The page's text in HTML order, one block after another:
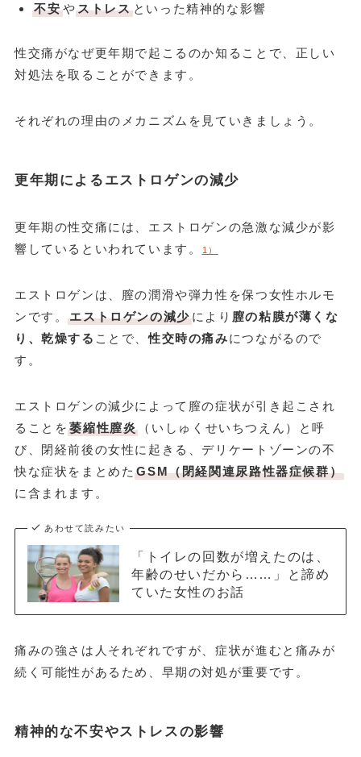
不安やストレスといった精神的な影響
性交痛がなぜ更年期で起こるのか知ることで、正しい
対処法を取ることができます。
それぞれの理由のメカニズムを見ていきましょう。
更年期によるエストロゲンの減少
更年期の性交痛には、エストロゲンの急激な減少が影
響しているといわれています。
1）
エストロゲンは、膣の潤滑や弾力性を保つ女性ホルモ
ンです。エストロゲンの減少により 膣の粘膜が薄くな
り、乾燥する ことで、性交時の痛みにつながるので
す。
エストロゲンの減少によって膣の症状が引き起こされ
ることを萎縮性膣炎
（いしゅくせいちつえん）と呼
び、閉経前後の女性に起きる、デリケートゾーンの不
快な症状をまとめたGSM（閉経関連尿路性器症候群）
に含まれます。
あわせて読みたい
「トイレの回数が増えたのは、
年齢のせいだから……」と諦め
ていた女性のお話
痛みの強さは人それぞれですが、症状が進むと痛みが
続く可能性があるため、早期の対処が重要です。
精神的な不安やストレスの影響